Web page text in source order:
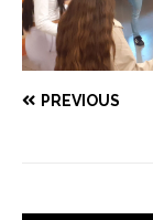
PREVIOUS